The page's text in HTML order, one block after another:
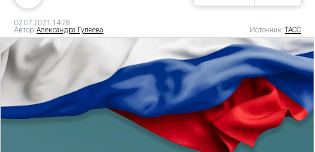
02.07.2021 14:28
Автор:Александра Гуляева Источник:ТАСС